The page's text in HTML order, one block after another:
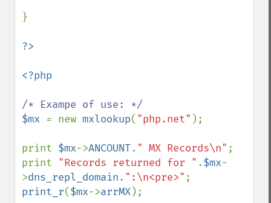
}
<?php
$mx = new mxlookup( "php.net" );
print $mx->ANCOUNT. " MX Records\n" ;
print "Records returned for " .$mx-
>dns_repl_domain. ":\n<pre>"
print_r($mx->arrMX);